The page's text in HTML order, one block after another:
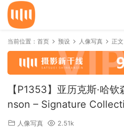
当前位置： 首页 预设 人像写真 正文
【P1353】亚历克斯·哈
nson – Signature
人像写真 2.51k